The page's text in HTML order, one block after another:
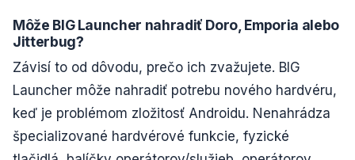
Môže BIG Launcher nahradiť Doro, Emporia alebo
Jitterbug?
Závisí to od dôvodu, prečo ich zvažujete. BIG
Launcher môže nahradiť potrebu nového hardvéru,
keď je problémom zložitosť Androidu. Nenahrádza
špecializované hardvérové funkcie, fyzické